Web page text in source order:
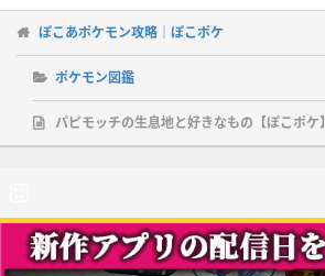
ぽこあポケモン攻略｜ぽこポケ
ポケモン図鑑
パピモッチの生息地と好きなもの【ぽこポケ】